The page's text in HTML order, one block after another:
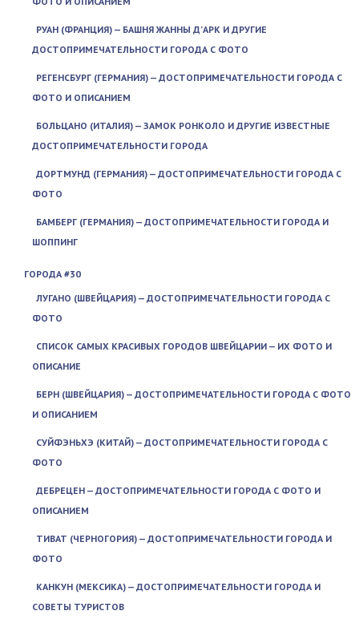
РУАН (ФРАНЦИЯ) — БАШНЯ ЖАННЫ Д’АРК И ДРУГИЕ
ДОСТОПРИМЕЧАТЕЛЬНОСТИ ГОРОДА С ФОТО
РЕГЕНСБУРГ (ГЕРМАНИЯ) — ДОСТОПРИМЕЧАТЕЛЬНОСТИ ГОРОДА С
ФОТО И ОПИСАНИЕМ
БОЛЬЦАНО (ИТАЛИЯ) — ЗАМОК РОНКОЛО И ДРУГИЕ ИЗВЕСТНЫЕ
ДОСТОПРИМЕЧАТЕЛЬНОСТИ ГОРОДА
ДОРТМУНД (ГЕРМАНИЯ) — ДОСТОПРИМЕЧАТЕЛЬНОСТИ ГОРОДА С
ФОТО
БАМБЕРГ (ГЕРМАНИЯ) — ДОСТОПРИМЕЧАТЕЛЬНОСТИ ГОРОДА И
ШОППИНГ
ГОРОДА #30
ЛУГАНО (ШВЕЙЦАРИЯ) — ДОСТОПРИМЕЧАТЕЛЬНОСТИ ГОРОДА С
ФОТО
СПИСОК САМЫХ КРАСИВЫХ ГОРОДОВ ШВЕЙЦАРИИ — ИХ ФОТО И
ОПИСАНИЕ
БЕРН (ШВЕЙЦАРИЯ) — ДОСТОПРИМЕЧАТЕЛЬНОСТИ ГОРОДА С ФОТО
И ОПИСАНИЕМ
СУЙФЭНЬХЭ (КИТАЙ) — ДОСТОПРИМЕЧАТЕЛЬНОСТИ ГОРОДА С
ФОТО
ДЕБРЕЦЕН — ДОСТОПРИМЕЧАТЕЛЬНОСТИ ГОРОДА С ФОТО И
ОПИСАНИЕМ
ТИВАТ (ЧЕРНОГОРИЯ) — ДОСТОПРИМЕЧАТЕЛЬНОСТИ ГОРОДА И
ФОТО
КАНКУН (МЕКСИКА) — ДОСТОПРИМЕЧАТЕЛЬНОСТИ ГОРОДА И
СОВЕТЫ ТУРИСТОВ